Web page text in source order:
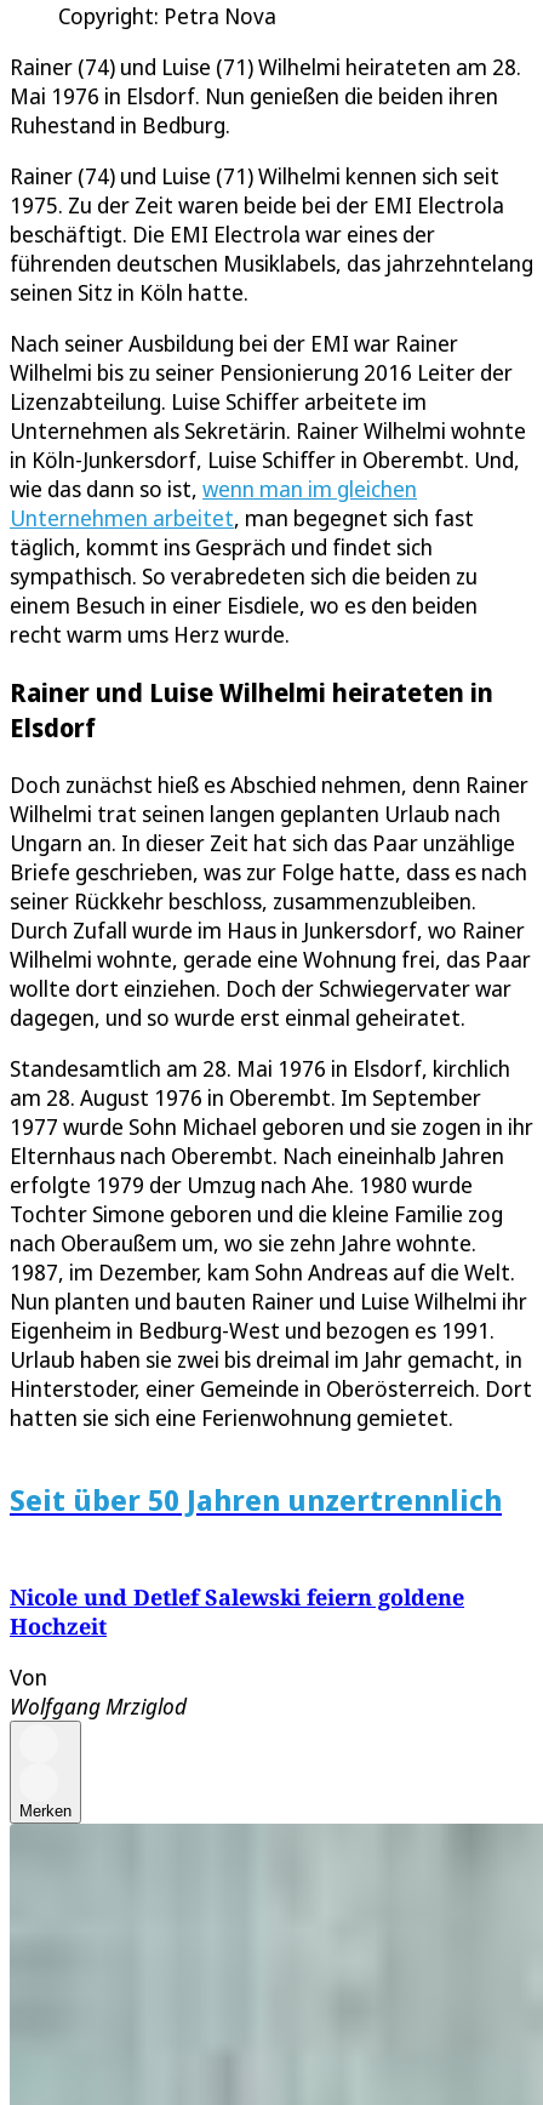
Copyright: Petra Nova
Rainer (74) und Luise (71) Wilhelmi heirateten am 28.
Mai 1976 in Elsdorf. Nun genießen die beiden ihren
Ruhestand in Bedburg.
Rainer (74) und Luise (71) Wilhelmi kennen sich seit
1975. Zu der Zeit waren beide bei der EMI Electrola
beschäftigt. Die EMI Electrola war eines der
führenden deutschen Musiklabels, das jahrzehntelang
seinen Sitz in Köln hatte.
Nach seiner Ausbildung bei der EMI war Rainer
Wilhelmi bis zu seiner Pensionierung 2016 Leiter der
Lizenzabteilung. Luise Schiffer arbeitete im
Unternehmen als Sekretärin. Rainer Wilhelmi wohnte
in Köln-Junkersdorf, Luise Schiffer in Oberembt. Und,
wie das dann so ist, wenn man im gleichen
Unternehmen arbeitet, man begegnet sich fast
täglich, kommt ins Gespräch und findet sich
sympathisch. So verabredeten sich die beiden zu
einem Besuch in einer Eisdiele, wo es den beiden
recht warm ums Herz wurde.
Rainer und Luise Wilhelmi heirateten in
Elsdorf
Doch zunächst hieß es Abschied nehmen, denn Rainer
Wilhelmi trat seinen langen geplanten Urlaub nach
Ungarn an. In dieser Zeit hat sich das Paar unzählige
Briefe geschrieben, was zur Folge hatte, dass es nach
seiner Rückkehr beschloss, zusammenzubleiben.
Durch Zufall wurde im Haus in Junkersdorf, wo Rainer
Wilhelmi wohnte, gerade eine Wohnung frei, das Paar
wollte dort einziehen. Doch der Schwiegervater war
dagegen, und so wurde erst einmal geheiratet.
Standesamtlich am 28. Mai 1976 in Elsdorf, kirchlich
am 28. August 1976 in Oberembt. Im September
1977 wurde Sohn Michael geboren und sie zogen in ihr
Elternhaus nach Oberembt. Nach eineinhalb Jahren
erfolgte 1979 der Umzug nach Ahe. 1980 wurde
Tochter Simone geboren und die kleine Familie zog
nach Oberaußem um, wo sie zehn Jahre wohnte.
1987, im Dezember, kam Sohn Andreas auf die Welt.
Nun planten und bauten Rainer und Luise Wilhelmi ihr
Eigenheim in Bedburg-West und bezogen es 1991.
Urlaub haben sie zwei bis dreimal im Jahr gemacht, in
Hinterstoder, einer Gemeinde in Oberösterreich. Dort
hatten sie sich eine Ferienwohnung gemietet.
Seit über 50 Jahren unzertrennlich
Nicole und Detlef Salewski feiern goldene
Hochzeit
Von
Wolfgang Mrziglod
Merken